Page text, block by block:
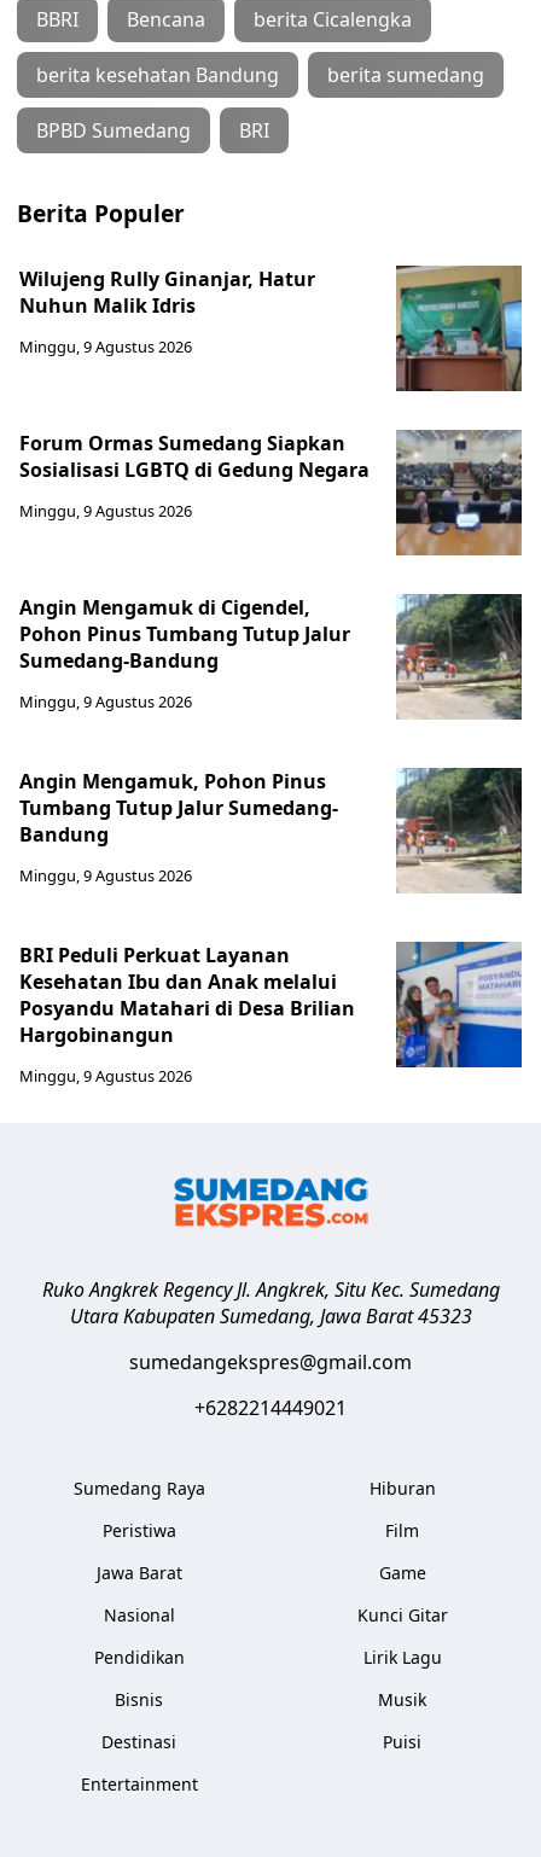
BBRI Bencana berita Cicalengka
berita kesehatan Bandung berita sumedang
BPBD Sumedang BRI
Berita Populer
Wilujeng Rully Ginanjar, Hatur
Nuhun Malik Idris
Minggu, 9 Agustus 2026
Forum Ormas Sumedang Siapkan
Sosialisasi LGBTQ di Gedung Negara
Minggu, 9 Agustus 2026
Angin Mengamuk di Cigendel,
Pohon Pinus Tumbang Tutup Jalur
Sumedang-Bandung
Minggu, 9 Agustus 2026
Angin Mengamuk, Pohon Pinus
Tumbang Tutup Jalur Sumedang-
Bandung
Minggu, 9 Agustus 2026
BRI Peduli Perkuat Layanan
Kesehatan Ibu dan Anak melalui
Posyandu Matahari di Desa Brilian
Hargobinangun
Minggu, 9 Agustus 2026
Ruko Angkrek Regency Jl. Angkrek, Situ Kec. Sumedang
Utara Kabupaten Sumedang, Jawa Barat 45323
sumedangekspres@gmail.com
+6282214449021
Sumedang Raya
Peristiwa
Jawa Barat
Nasional
Pendidikan
Bisnis
Destinasi
Entertainment
Hiburan
Film
Game
Kunci Gitar
Lirik Lagu
Musik
Puisi